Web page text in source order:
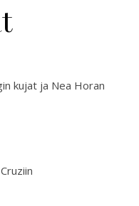
kujat ja Nea Horan